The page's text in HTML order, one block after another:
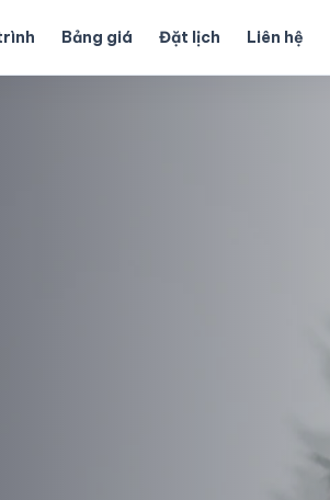
Bảng giá Đặt lịch Liên hệ